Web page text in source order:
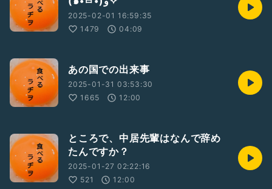
2025-02-01 16:59:35
1479
04:09
あの国での出来事
2025-01-31 03:53:30
1665
12:00
ところで、中居先輩はなんで辞め
たんですか？
2025-01-27 02:22:16
521
12:00